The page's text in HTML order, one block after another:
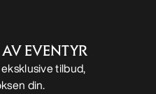
EVENTYR
tilbud,
din.